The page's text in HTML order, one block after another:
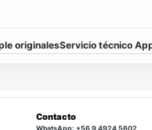
originalesServicio técnico
Contacto
WhatsApp: +56 9 4924 5602